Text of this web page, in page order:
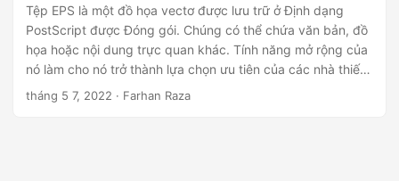
Tệp EPS là một đồ họa vectơ được lưu trữ ở Định dạng
PostScript được Đóng gói. Chúng có thể chứa văn bản, đồ
họa hoặc nội dung trực quan khác. Tính năng mở rộng của
nó làm cho nó trở thành lựa chọn ưu tiên của các nhà thiết
kế đồ họa để tiết kiệm các biểu ngữ, biển quảng cáo và
tháng 5 7, 2022 · Farhan Raza